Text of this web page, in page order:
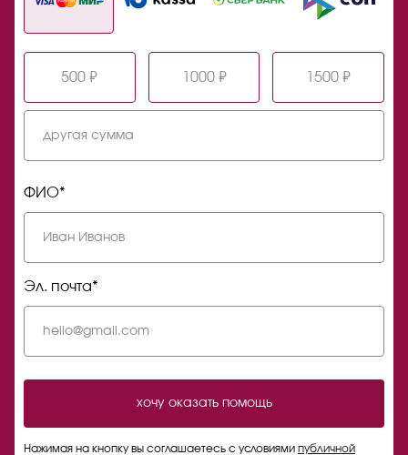
500 ₽ 1000 ₽ 1500 ₽
ФИО*
Эл. почта*
хочу оказать помощь
Нажимая на кнопку вы соглашаетесь с условиями публичной